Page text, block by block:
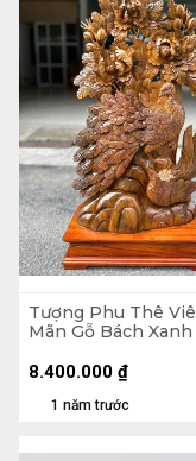
Tượng Phu Thê
Mãn Gỗ Bách Xanh
(cm) - Kỷ Cao 10 (cm)
1 năm trước
8.400.000 ₫